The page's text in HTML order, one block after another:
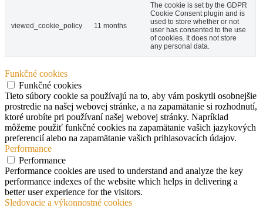
viewed_cookie_policy 11 months
The cookie is set by the GDPR
Cookie Consent plugin and is
used to store whether or not
user has consented to the use
of cookies. It does not store
any personal data.
Funkčné cookies
Funkčné cookies
Tieto súbory cookie sa používajú na to, aby vám poskytli osobnejšie
prostredie na našej webovej stránke, a na zapamätanie si rozhodnutí,
ktoré urobíte pri používaní našej webovej stránky. Napríklad
môžeme použiť funkčné cookies na zapamätanie vašich jazykových
preferencií alebo na zapamätanie vašich prihlasovacích údajov.
Performance
Performance
Performance cookies are used to understand and analyze the key
performance indexes of the website which helps in delivering a
better user experience for the visitors.
Sledovacie a výkonnostné cookies